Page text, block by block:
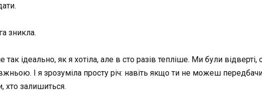
зникла.
ідеально, як я хотіла, але в сто разів тепліше. Ми були
І я зрозуміла просту річ: навіть якщо ти не можеш
залишиться.